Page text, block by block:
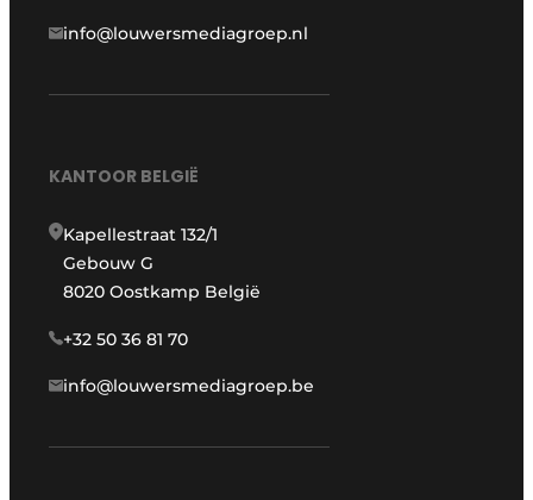
info@louwersmediagroep.nl
KANTOOR BELGIË
Kapellestraat 132/1
Gebouw G
8020 Oostkamp België
+32 50 36 81 70
info@louwersmediagroep.be